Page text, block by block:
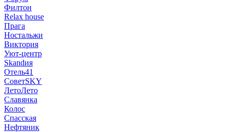
Филтон
Relax house
Прага
Ностальжи
Виктория
Уют-центр
Skandия
Отель41
СоветSKY
ЛетоЛето
Славянка
Колос
Спасская
Нефтяник